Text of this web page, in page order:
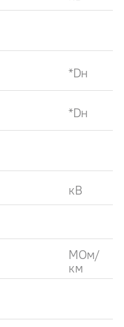
*Dн
*Dн
кВ
МОм/
км